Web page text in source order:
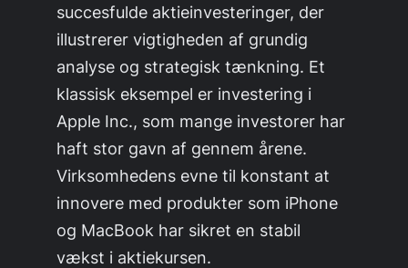
succesfulde aktieinvesteringer, der
illustrerer vigtigheden af grundig
analyse og strategisk tænkning. Et
klassisk eksempel er investering i
Apple Inc., som mange investorer har
haft stor gavn af gennem årene.
Virksomhedens evne til konstant at
innovere med produkter som iPhone
og MacBook har sikret en stabil
vækst i aktiekursen.